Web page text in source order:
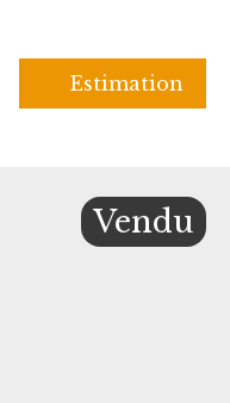
Estimation
Vendu